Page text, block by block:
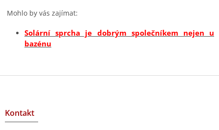
d
a
r
Mohlo by vás zajímat:
Solární sprcha je dobrým společníkem nejen u
bazénu
Z
Kontakt